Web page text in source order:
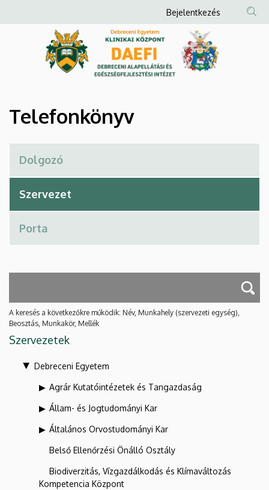
Debreceni
és
Egészségfejlesztési
Intézet
a
Anonim
Felhasználói
fiók
menüje
Bejelentkezés
Telefonkönyv
A keresés a következőkre működik: Név, Munkahely (szervezeti egység),
Beosztás, Munkakör, Mellék
Szervezetek
Debreceni Egyetem
Agrár Kutatóintézetek és Tangazdaság
Állam- és Jogtudományi Kar
Általános Orvostudományi Kar
Belső Ellenőrzési Önálló Osztály
Biodiverzitás, Vízgazdálkodás és Klímaváltozás
Kompetencia Központ